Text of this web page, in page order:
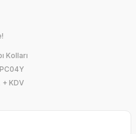
Kolları
KDV